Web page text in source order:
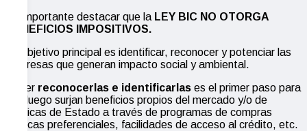
Es importante destacar que la LEY BIC NO OTORGA
BENEFICIOS IMPOSITIVOS.
Su objetivo principal es identificar, reconocer y potenciar las
empresas que generan impacto social y ambiental.
Poder reconocerlas e identificarlas es el primer paso para
que luego surjan beneficios propios del mercado y/o de
políticas de Estado a través de programas de compras
públicas preferenciales, facilidades de acceso al crédito, etc.